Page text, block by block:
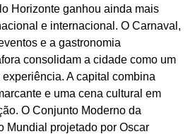
Horizonte ganhou ainda mais
e internacional. O Carnaval,
e a gastronomia
consolidam a cidade como um
A capital combina
e uma cena cultural em
O Conjunto Moderno da
Mundial projetado por Oscar